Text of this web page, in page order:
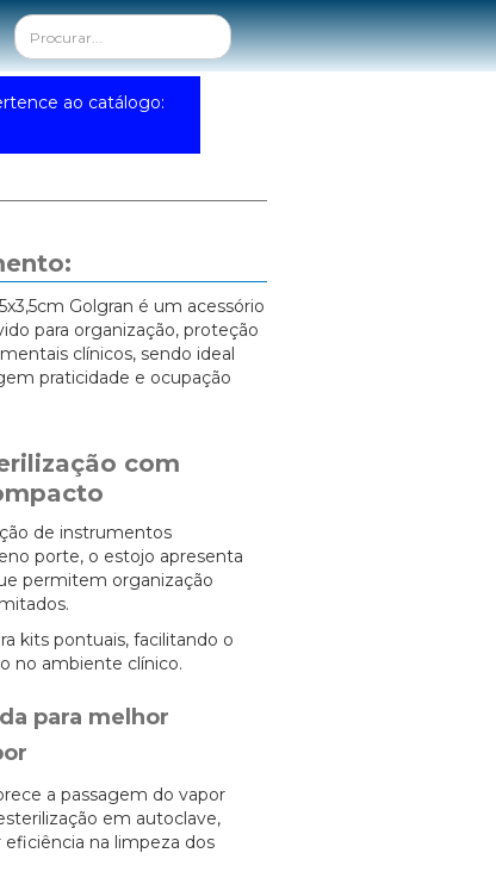
ao catálogo:
Golgran é um acessório
para organização, proteção
clínicos, sendo ideal
praticidade e ocupação
com
de instrumentos
porte, o estojo apresenta
permitem organização
kits pontuais, facilitando o
no ambiente clínico.
para melhor
a passagem do vapor
em autoclave,
na limpeza dos